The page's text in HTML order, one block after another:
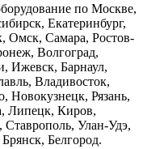
по Москве,
Екатеринбург,
Омск, Самара, Ростов-
Волгоград,
Ижевск, Барнаул,
Владивосток,
Новокузнецк, Рязань,
Липецк, Киров,
Улан-Удэ,
Белгород.